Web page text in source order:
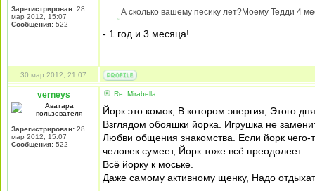
Зарегистрирован: 28
мар 2012, 15:07
Сообщения: 522
А сколько вашему песику лет?Моему Тедди 4
- 1 год и 3 месяца!
30 мар 2012, 21:07
verneys
Зарегистрирован: 28
мар 2012, 15:07
Сообщения: 522
Re: Mirabella
Йорк это комок, В котором энергия, Этого
Взглядом обояшки йорка. Игрушка не
Любви общения знакомства. Если йорк
человек сумеет, Йорк тоже всё преодолеет.
Всё йорку к моське.
Даже самому активному щенку, Надо